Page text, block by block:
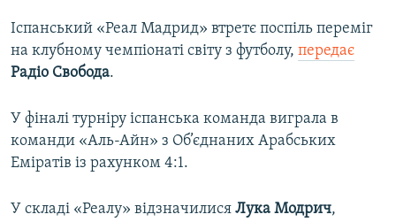
Усі сайти RFE/RL
Іспанський «Реал Мадрид» втретє поспіль переміг
на клубному чемпіонаті світу з футболу, передає
Радіо Свобода.​
У фіналі турніру іспанська команда виграла в
команди «Аль-Айн» з Об’єднаних Арабських
Еміратів із рахунком 4:1.
У складі «Реалу» відзначилися Лука Модрич,